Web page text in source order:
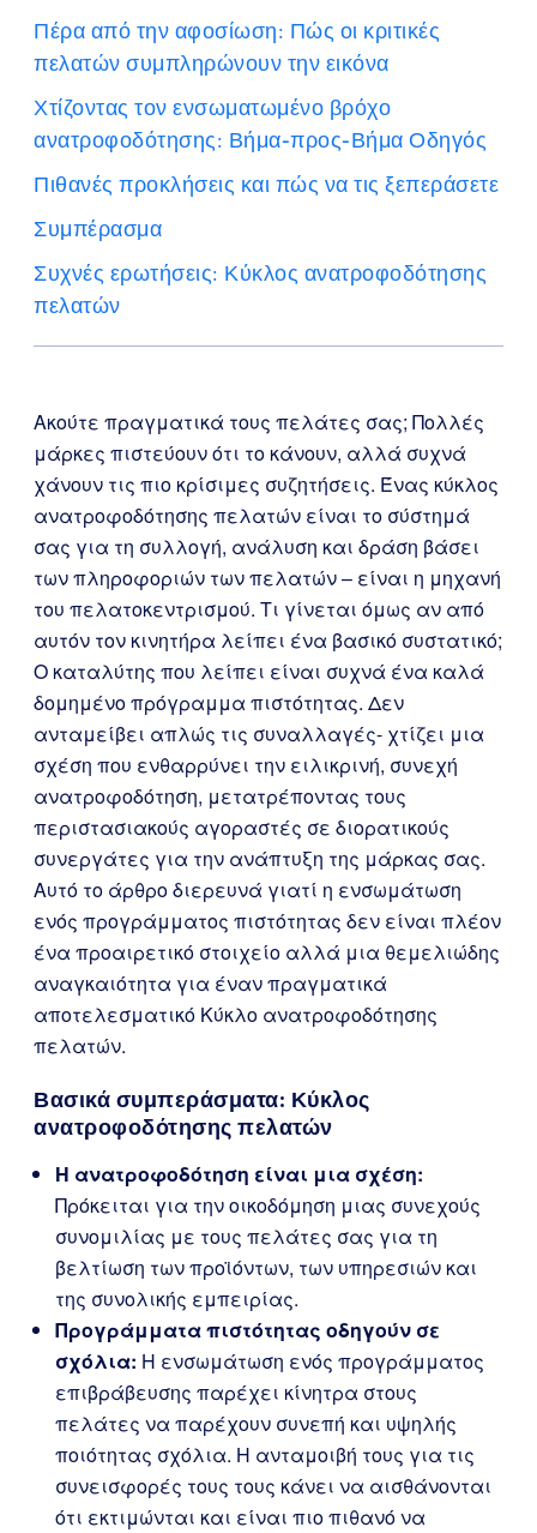
Πέρα από την αφοσίωση: Πώς οι κριτικές
πελατών συμπληρώνουν την εικόνα
Χτίζοντας τον ενσωματωμένο βρόχο
ανατροφοδότησης: Βήμα-προς-Βήμα Οδηγός
Πιθανές προκλήσεις και πώς να τις ξεπεράσετε
Συμπέρασμα
Συχνές ερωτήσεις: Κύκλος ανατροφοδότησης
πελατών
Ακούτε πραγματικά τους πελάτες σας; Πολλές
μάρκες πιστεύουν ότι το κάνουν, αλλά συχνά
χάνουν τις πιο κρίσιμες συζητήσεις. Ένας κύκλος
ανατροφοδότησης πελατών είναι το σύστημά
σας για τη συλλογή, ανάλυση και δράση βάσει
των πληροφοριών των πελατών – είναι η μηχανή
του πελατοκεντρισμού. Τι γίνεται όμως αν από
αυτόν τον κινητήρα λείπει ένα βασικό συστατικό;
Ο καταλύτης που λείπει είναι συχνά ένα καλά
δομημένο πρόγραμμα πιστότητας. Δεν
ανταμείβει απλώς τις συναλλαγές- χτίζει μια
σχέση που ενθαρρύνει την ειλικρινή, συνεχή
ανατροφοδότηση, μετατρέποντας τους
περιστασιακούς αγοραστές σε διορατικούς
συνεργάτες για την ανάπτυξη της μάρκας σας.
Αυτό το άρθρο διερευνά γιατί η ενσωμάτωση
ενός προγράμματος πιστότητας δεν είναι πλέον
ένα προαιρετικό στοιχείο αλλά μια θεμελιώδης
αναγκαιότητα για έναν πραγματικά
αποτελεσματικό Κύκλο ανατροφοδότησης
πελατών.
Βασικά συμπεράσματα: Κύκλος
ανατροφοδότησης πελατών
Η ανατροφοδότηση είναι μια σχέση:
Πρόκειται για την οικοδόμηση μιας συνεχούς
συνομιλίας με τους πελάτες σας για τη
βελτίωση των προϊόντων, των υπηρεσιών και
της συνολικής εμπειρίας.
Προγράμματα πιστότητας οδηγούν σε
σχόλια: Η ενσωμάτωση ενός προγράμματος
επιβράβευσης παρέχει κίνητρα στους
πελάτες να παρέχουν συνεπή και υψηλής
ποιότητας σχόλια. Η ανταμοιβή τους για τις
συνεισφορές τους τους κάνει να αισθάνονται
ότι εκτιμώνται και είναι πιο πιθανό να